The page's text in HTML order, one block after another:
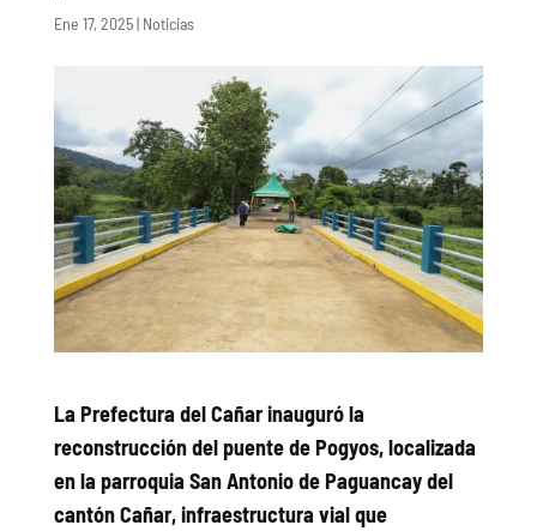
Ene 17, 2025| Noticias
La Prefectura del Cañar inauguró la
reconstrucción del puente de Pogyos, localizada
en la parroquia San Antonio de Paguancay del
cantón Cañar, infraestructura vial que